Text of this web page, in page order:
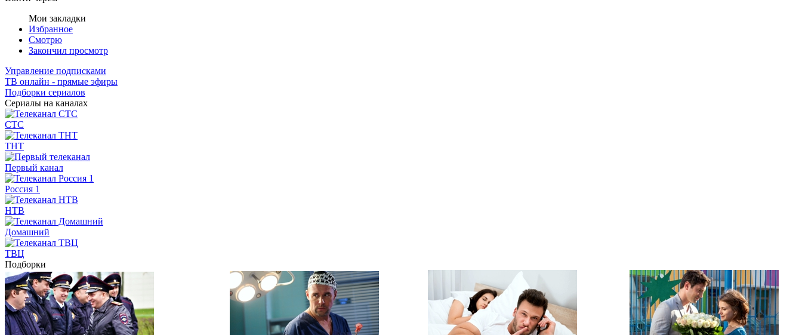
Мои закладки
Избранное
Смотрю
Закончил просмотр
Управление подписками
ТВ онлайн - прямые эфиры
Подборки сериалов
Сериалы на каналах
СТС
ТНТ
Первый канал
Россия 1
НТВ
Домашний
ТВЦ
Подборки